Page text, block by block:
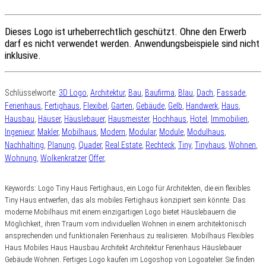
Dieses Logo ist urheberrechtlich geschützt. Ohne den Erwerb
darf es nicht verwendet werden. Anwendungsbeispiele sind nicht
inklusive.
Schlüsselworte: 3D Logo Architektur, Bau Baufirma Blau Dach Fassade
Ferienhaus Fertighaus Flexibel Garten Gebäude Gelb Handwerk Haus
Hausbau Häuser, Häuslebauer, Hausmeister, Hochhaus Hotel Immobilien
Ingenieur, Makler, Mobilhaus Modern Modular, Module Modulhaus
Nachhalting Planung Quader, Real Estate Rechteck Tiny, Tinyhaus Wohnen
Wohnung Wolkenkratzer Offer,
Keywords: Logo Tiny Haus Fertighaus, ein Logo für Architekten, die ein flexibles
Tiny Haus entwerfen, das als mobiles Fertighaus konzipiert sein könnte. Das
moderne Mobilhaus mit einem einzigartigen Logo bietet Häuslebauern die
Möglichkeit, ihren Traum vom individuellen Wohnen in einem architektonisch
ansprechenden und funktionalen Ferienhaus zu realisieren. Mobilhaus Flexibles
Haus Mobiles Haus Hausbau Architekt Architektur Ferienhaus Häuslebauer
Gebäude Wohnen. Fertiges Logo kaufen im Logoshop von Logoatelier. Sie finden